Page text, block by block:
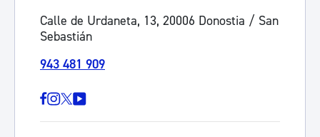
Calle de Urdaneta, 13, 20006 Donostia / San
Sebastián
943 481 909